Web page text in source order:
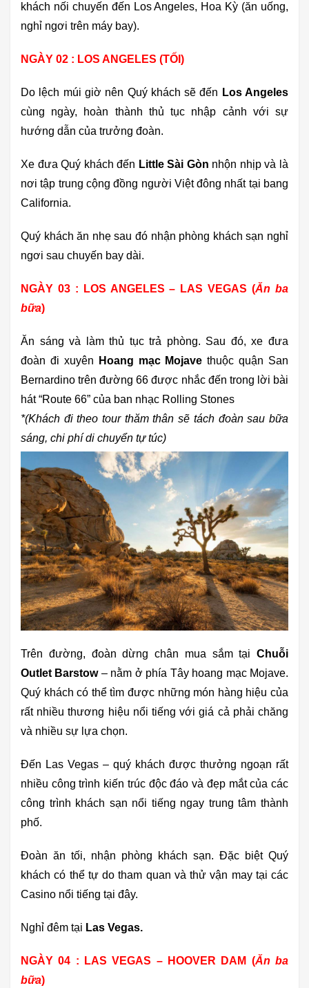
khách nối chuyến đến Los Angeles, Hoa Kỳ (ăn uống,
nghỉ ngơi trên máy bay).
NGÀY 02 : LOS ANGELES (TỐI)
Do lệch múi giờ nên Quý khách sẽ đến Los Angeles
cùng ngày, hoàn thành thủ tục nhập cảnh với sự
hướng dẫn của trưởng đoàn.
Xe đưa Quý khách đến Little Sài Gòn nhộn nhịp và là
nơi tập trung cộng đồng người Việt đông nhất tại bang
California.
Quý khách ăn nhẹ sau đó nhận phòng khách sạn nghỉ
ngơi sau chuyến bay dài.
NGÀY 03 : LOS ANGELES – LAS VEGAS (Ăn ba
bữa)
Ăn sáng và làm thủ tục trả phòng. Sau đó, xe đưa
đoàn đi xuyên
Hoang mạc Mojave thuộc quận San
Bernardino trên đường 66 được nhắc đến trong lời bài
hát “Route 66” của ban nhạc Rolling Stones
*(Khách đi theo tour thăm thân sẽ tách đoàn sau bữa
sáng, chi phí di chuyển tự túc)
Trên đường, đoàn dừng chân mua sắm tại Chuỗi
Outlet Barstow – nằm ở phía Tây hoang mạc Mojave.
Quý khách có thể tìm được những món hàng hiệu của
rất nhiều thương hiệu nổi tiếng với giá cả phải chăng
và nhiều sự lựa chọn.
Đến Las Vegas – quý khách được thưởng ngoạn rất
nhiều công trình kiến trúc độc đáo và đẹp mắt của các
công trình khách sạn nổi tiếng ngay trung tâm thành
phố.
Đoàn ăn tối, nhận phòng khách sạn. Đặc biệt Quý
khách có thể tự do tham quan và thử vận may tại các
Casino nổi tiếng tại đây.
Nghỉ đêm tại Las Vegas.
NGÀY 04 : LAS VEGAS – HOOVER DAM (Ăn ba
bữa)